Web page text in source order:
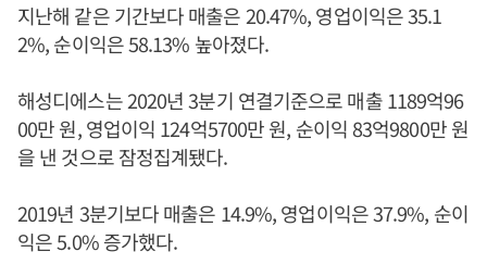
지난해 같은 기간보다 매출은 20.47%, 영업이익은 35.1
2%, 순이익은 58.13% 높아졌다.
해성디에스는 2020년 3분기 연결기준으로 매출 1189억96
00만 원, 영업이익 124억5700만 원, 순이익 83억9800만 원
을 낸 것으로 잠정집계됐다.
2019년 3분기보다 매출은 14.9%, 영업이익은 37.9%, 순이
익은 5.0% 증가했다.